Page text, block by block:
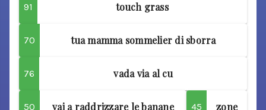
91 touch grass
70 tua mamma sommelier di sborra
76 vada via al cu
50 vai a raddrizzare le banane 45 zone